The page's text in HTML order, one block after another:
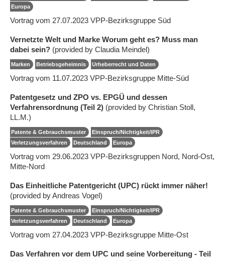
Europa
Vortrag vom 27.07.2023 VPP-Bezirksgruppe Süd
Vernetzte Welt und Marke Worum geht es? Muss man
dabei sein? (provided by Claudia Meindel)
Marken Betriebsgeheimnis Urheberrecht und Daten
Vortrag vom 11.07.2023 VPP-Bezirksgruppe Mitte-Süd
Patentgesetz und ZPO vs. EPGÜ und dessen
Verfahrensordnung (Teil 2) (provided by Christian Stoll,
LL.M.)
Patente & Gebrauchsmuster
Einspruch/Nichtigkeit/IPR
Verletzungsverfahren
Deutschland Europa
Vortrag vom 29.06.2023 VPP-Bezirksgruppen Nord, Nord-Ost,
Mitte-Nord
Das Einheitliche Patentgericht (UPC) rückt immer näher!
(provided by Andreas Vogel)
Patente & Gebrauchsmuster
Einspruch/Nichtigkeit/IPR
Verletzungsverfahren
Deutschland Europa
Vortrag vom 27.04.2023 VPP-Bezirksgruppe Mitte-Ost
Das Verfahren vor dem UPC und seine Vorbereitung - Teil